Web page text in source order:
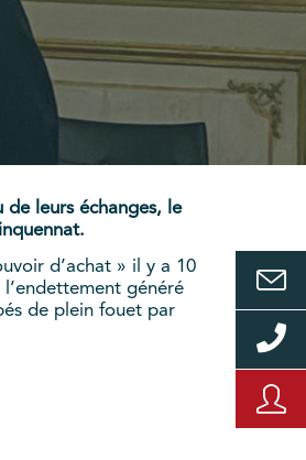
leurs échanges, le
d’achat » il y a 10
généré
de plein fouet par